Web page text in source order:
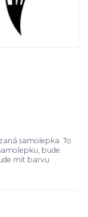
samolepka. To
bude
mít barvu